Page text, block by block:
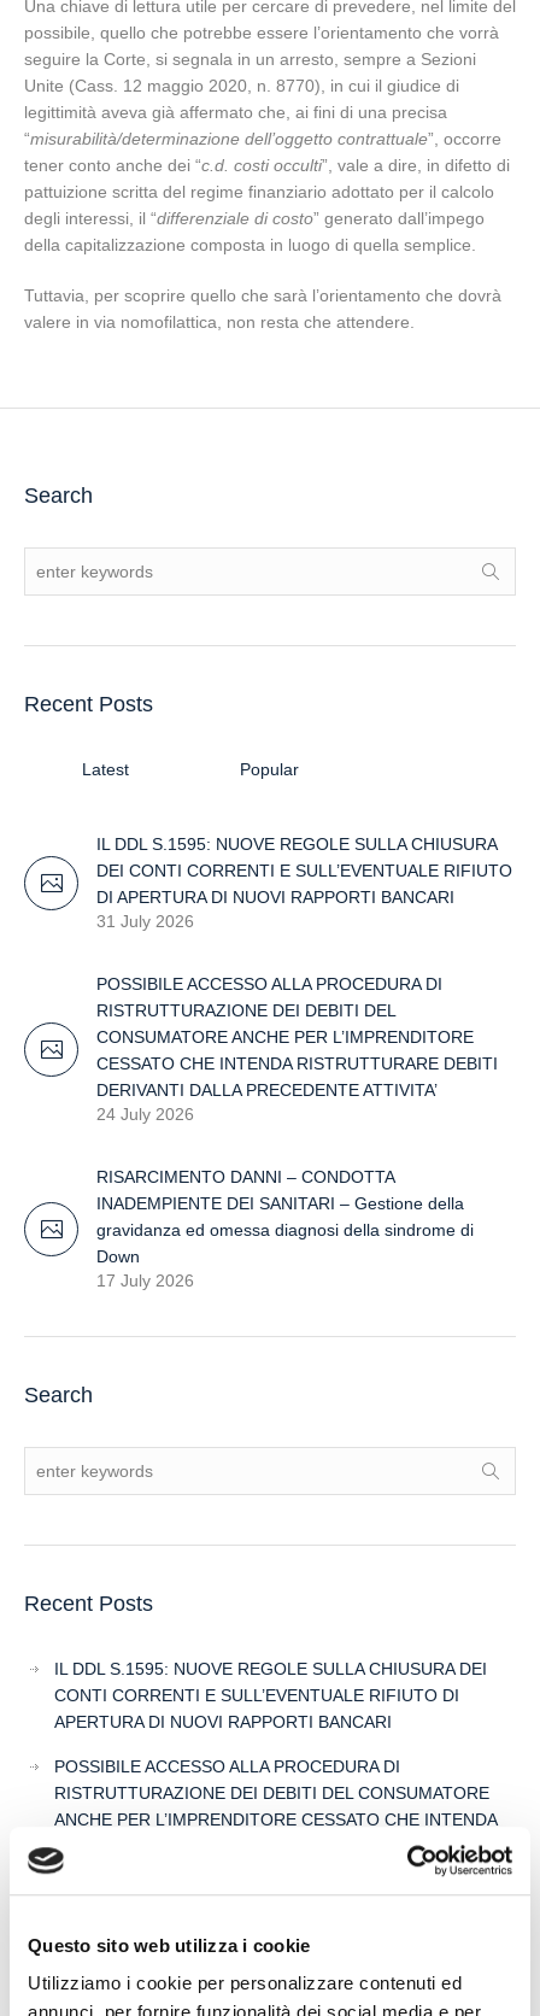
Questo sito web utilizza i cookie
Utilizziamo i cookie per personalizzare contenuti ed
Una chiave di lettura utile per cercare di prevedere, nel limite del
possibile, quello che potrebbe essere l’orientamento che vorrà
seguire la Corte, si segnala in un arresto, sempre a Sezioni
Unite (Cass. 12 maggio 2020, n. 8770), in cui il giudice di
legittimità aveva già affermato che, ai fini di una precisa
“misurabilità/determinazione dell’oggetto contrattuale”, occorre
tener conto anche dei “c.d. costi occulti”, vale a dire, in difetto di
pattuizione scritta del regime finanziario adottato per il calcolo
degli interessi, il “differenziale di costo” generato dall’impego
della capitalizzazione composta in luogo di quella semplice.
Tuttavia, per scoprire quello che sarà l’orientamento che dovrà
valere in via nomofilattica, non resta che attendere.
Search
Recent Posts
Latest Popular
IL DDL S.1595: NUOVE REGOLE SULLA CHIUSURA
DEI CONTI CORRENTI E SULL’EVENTUALE RIFIUTO
DI APERTURA DI NUOVI RAPPORTI BANCARI
31 July 2026
POSSIBILE ACCESSO ALLA PROCEDURA DI
RISTRUTTURAZIONE DEI DEBITI DEL
CONSUMATORE ANCHE PER L’IMPRENDITORE
CESSATO CHE INTENDA RISTRUTTURARE DEBITI
DERIVANTI DALLA PRECEDENTE ATTIVITA’
24 July 2026
RISARCIMENTO DANNI – CONDOTTA
INADEMPIENTE DEI SANITARI – Gestione della
gravidanza ed omessa diagnosi della sindrome di
Down
17 July 2026
Search
Recent Posts
IL DDL S.1595: NUOVE REGOLE SULLA CHIUSURA DEI
CONTI CORRENTI E SULL’EVENTUALE RIFIUTO DI
APERTURA DI NUOVI RAPPORTI BANCARI
POSSIBILE ACCESSO ALLA PROCEDURA DI
RISTRUTTURAZIONE DEI DEBITI DEL CONSUMATORE
ANCHE PER L’IMPRENDITORE CESSATO CHE INTENDA
RISTRUTTURARE DEBITI DERIVANTI DALLA
PRECEDENTE ATTIVITA’
SANITARI – Gestione della gravidanza ed omessa diagnosi